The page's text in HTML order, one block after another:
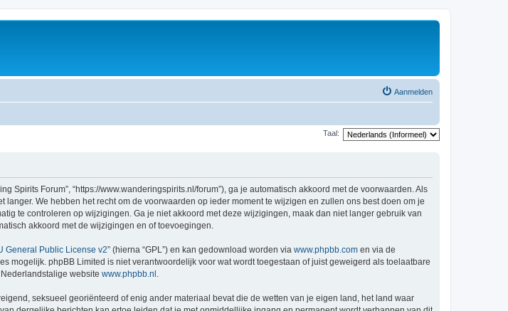
Aanmelden
Taal:
Spirits Forum”, “https://www.wanderingspirits.nl/forum”), ga je automatisch akkoord met de voorwaarden. Als
We hebben het recht om de voorwaarden op ieder moment te wijzigen en zullen ons best doen om je
te controleren op wijzigingen. Ga je niet akkoord met deze wijzigingen, maak dan niet langer gebruik van
akkoord met de wijzigingen en of toevoegingen.
General Public License v2” (hierna “GPL”) en kan gedownload worden via www.phpbb.com en via de
mogelijk. phpBB Limited is niet verantwoordelijk voor wat wordt toegestaan of juist geweigerd als toelaatbare
website www.phpbb.nl .
seksueel georiënteerd of enig ander materiaal bevat die de wetten van je eigen land, het land waar